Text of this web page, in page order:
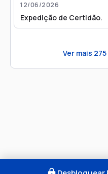
12/06/2026
Expedição de Certidão.
Ver mais 275